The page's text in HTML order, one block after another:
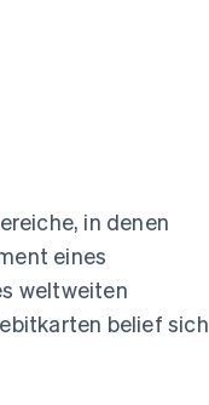
in denen
eines
weltweiten
belief sich